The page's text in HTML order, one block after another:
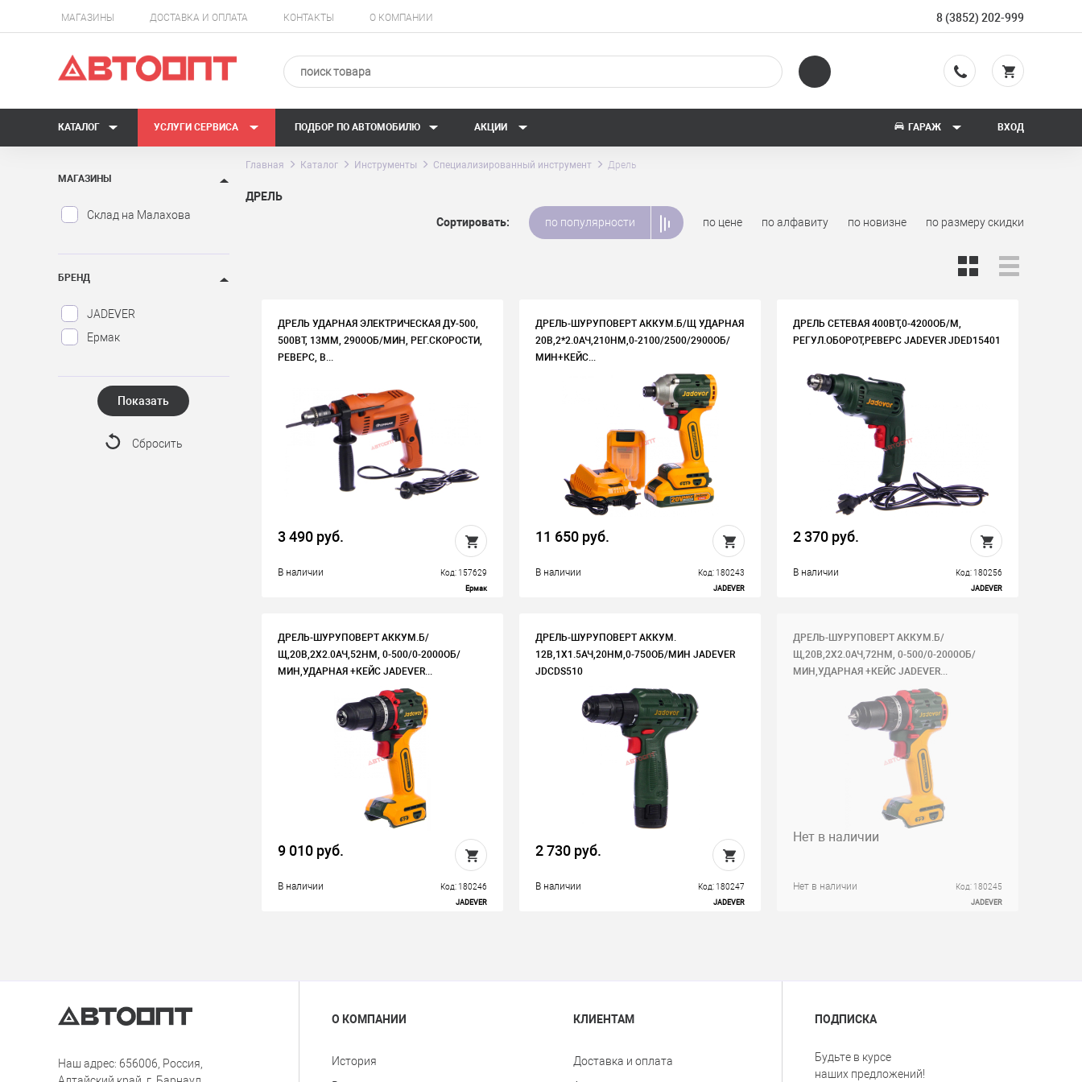
МАГАЗИНЫ ДОСТАВКА И ОПЛАТА КОНТАКТЫ О КОМПАНИИ 8 (3852) 202-999
КАТАЛОГ УСЛУГИ СЕРВИСА ПОДБОР ПО АВТОМОБИЛЮ АКЦИИ ГАРАЖ ВХОД
МАГАЗИНЫ
Склад на Малахова
БРЕНД
JADEVER
Ермак
Показать
Сбросить
Главная Каталог Инструменты Специализированный инструмент Дрель
ДРЕЛЬ
Сортировать:
по популярности по цене по алфавиту по новизне по размеру скидки
ДРЕЛЬ УДАРНАЯ ЭЛЕКТРИЧЕСКАЯ ДУ-500,
500ВТ, 13ММ, 2900ОБ/МИН, РЕГ.СКОРОСТИ,
РЕВЕРС, В...
3 490 руб.
В наличии Код: 157629
Ермак
ДРЕЛЬ-ШУРУПОВЕРТ АККУМ.Б/Щ УДАРНАЯ
20В,2*2.0АЧ,210НМ,0-2100/2500/2900ОБ/
МИН+КЕЙС...
11 650 руб.
В наличии Код: 180243
JADEVER
ДРЕЛЬ СЕТЕВАЯ 400ВТ,0-4200ОБ/М,
РЕГУЛ.ОБОРОТ,РЕВЕРС JADEVER JDED15401
2 370 руб.
В наличии Код: 180256
JADEVER
ДРЕЛЬ-ШУРУПОВЕРТ АККУМ.Б/
Щ,20В,2Х2.0АЧ,52НМ, 0-500/0-2000ОБ/
МИН,УДАРНАЯ +КЕЙС JADEVER...
9 010 руб.
В наличии Код: 180246
JADEVER
ДРЕЛЬ-ШУРУПОВЕРТ АККУМ.
12В,1Х1.5АЧ,20НМ,0-750ОБ/МИН JADEVER
JDCDS510
2 730 руб.
В наличии Код: 180247
JADEVER
ДРЕЛЬ-ШУРУПОВЕРТ АККУМ.Б/
Щ,20В,2Х2.0АЧ,72НМ, 0-500/0-2000ОБ/
МИН,УДАРНАЯ +КЕЙС JADEVER...
Нет в наличии Код: 180245
JADEVER
Нет в наличии
Наш адрес: 656006, Россия,
О КОМПАНИИ
История
КЛИЕНТАМ
Доставка и оплата
ПОДПИСКА
Будьте в курсе
наших предложений!